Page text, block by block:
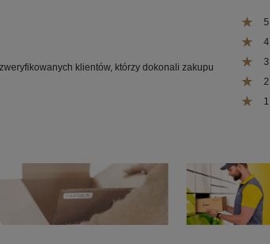
klientów, którzy dokonali zakupu
5
4
3
2
1